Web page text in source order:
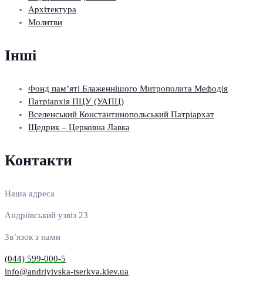
Архітектура
Молитви
Інші
Фонд пам’яті Блаженнішого Митрополита Мефодія
Патріархія ПЦУ (УАПЦ)
Вселенський Константинопольський Патріархат
Щедрик – Церковна Лавка
Контакти
Наша адреса
Андріївський узвіз 23
Зв’язок з нами
(044) 599-000-5
info@andriyivska-tserkva.kiev.ua